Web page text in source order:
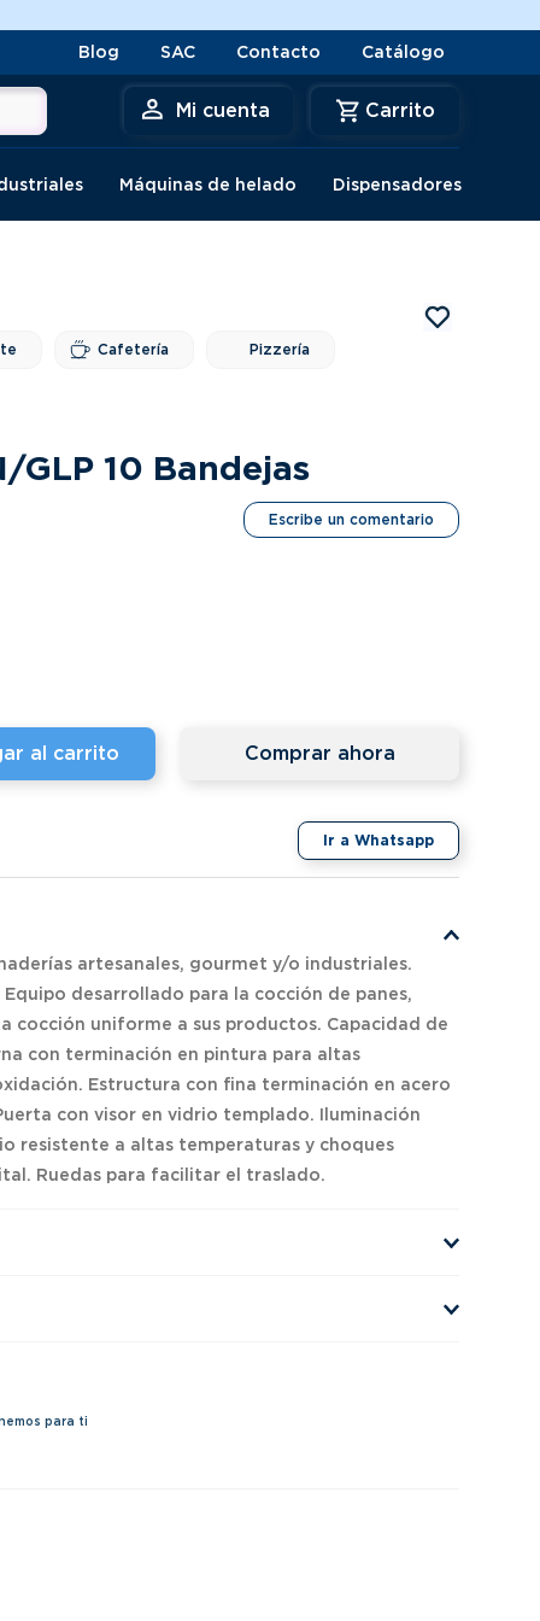
Blog SAC Contacto Catálogo
Mi cuenta
Máquinas de helado Dispensadores
Cafetería Pizzería
GLP 10 Bandejas
Escribe un comentario
al carrito Comprar ahora
Ir a Whatsapp
artesanales, gourmet y/o industriales.
Equipo desarrollado para la cocción de panes,
cocción uniforme a sus productos. Capacidad de
con terminación en pintura para altas
Estructura con fina terminación en acero
con visor en vidrio templado. Iluminación
resistente a altas temperaturas y choques
Ruedas para facilitar el traslado.
para ti